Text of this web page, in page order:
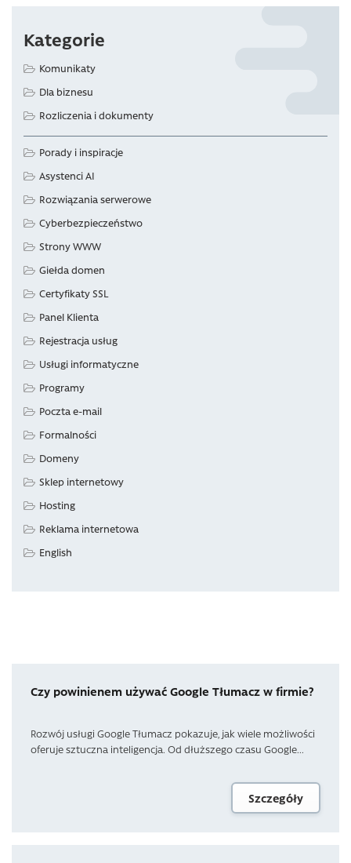
Kategorie
Komunikaty
Dla biznesu
Rozliczenia i dokumenty
Porady i inspiracje
Asystenci AI
Rozwiązania serwerowe
Cyberbezpieczeństwo
Strony WWW
Giełda domen
Certyfikaty SSL
Panel Klienta
Rejestracja usług
Usługi informatyczne
Programy
Poczta e-mail
Formalności
Domeny
Sklep internetowy
Hosting
Reklama internetowa
English
Czy powinienem używać Google Tłumacz w firmie?
Rozwój usługi Google Tłumacz pokazuje, jak wiele możliwości
oferuje sztuczna inteligencja. Od dłuższego czasu Google...
Szczegóły